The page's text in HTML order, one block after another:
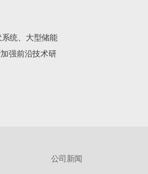
统、大型储能
强前沿技术研
公司新闻